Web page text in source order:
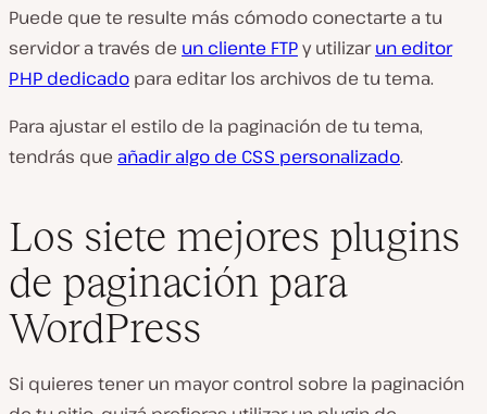
Puede que te resulte más cómodo conectarte a tu
servidor a través de un cliente FTPy utilizarun editor
PHP dedicado para editar los archivos de tu tema.
Para ajustar el estilo de la paginación de tu tema,
tendrás que añadir algo de CSS personalizado.
Los siete mejores plugins
de paginación para
WordPress
Si quieres tener un mayor control sobre la paginación